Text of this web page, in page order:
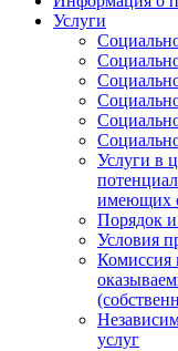
Услуги
Услуги в
имеющих
Порядок
Условия
Комиссия
услуг